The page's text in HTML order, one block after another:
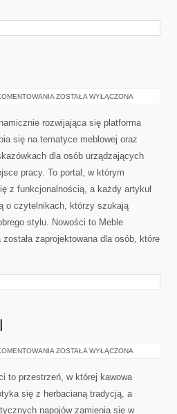
PORADNIK
ZOSTAŁA WYŁĄCZONA
rozwijająca się platforma
się na tematyce meblowej oraz
dla osób urządzających
pracy. To portal, w którym
z funkcjonalnością, a każdy artykuł
o czytelnikach, którzy szukają
stylu. Nowości to Meble
zaprojektowana dla osób, które
RECENZJE
MIESZANKI
ZOSTAŁA WYŁĄCZONA
to przestrzeń, w której kawowa
się z herbacianą tradycją, a
napojów zamienia się w